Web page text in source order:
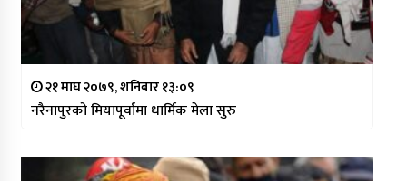
२१ माघ २०७९, शनिबार १३:०९
नरैनापुरको मियापूर्वामा धार्मिक मेला सुरु